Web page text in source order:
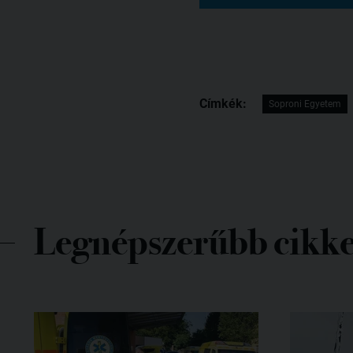
Címkék: Soproni Egyetem
Legnépszerűbb